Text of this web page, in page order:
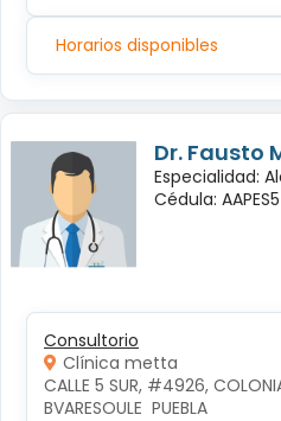
Horarios disponibles
Dr. Fausto
Especialidad:
Cédula:
Consultorio
Clínica metta
CALLE 5 SUR, #4926,
BVARESOULE  PUEBLA